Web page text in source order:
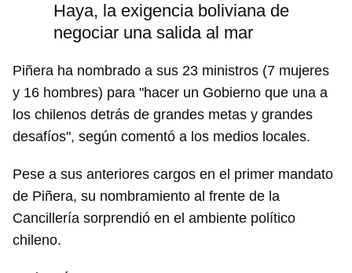
Haya, la exigencia boliviana de
negociar una salida al mar
Piñera ha nombrado a sus 23 ministros (7 mujeres
y 16 hombres) para "hacer un Gobierno que una a
los chilenos detrás de grandes metas y grandes
desafíos", según comentó a los medios locales.
Pese a sus anteriores cargos en el primer mandato
de Piñera, su nombramiento al frente de la
Cancillería sorprendió en el ambiente político
chileno.